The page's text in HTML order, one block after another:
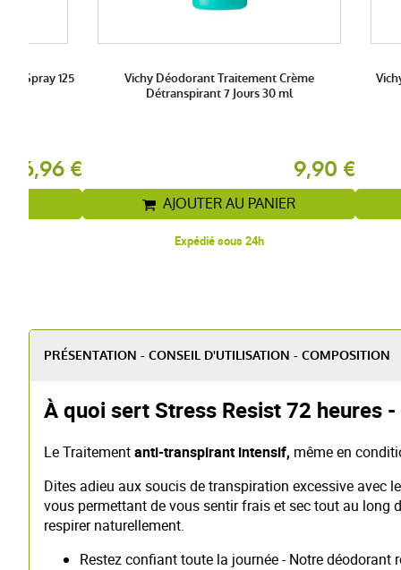
Spray 125
16,96 €
Vichy Déodorant Traitement Crème
Détranspirant 7 Jours 30 ml
9,90 €
AJOUTER AU PANIER
Expédié sous 24h
PRÉSENTATION - CONSEIL D'UTILISATION - COMPOSITION
À quoi sert Stress Resist 72 heures
Le Traitementanti-transpirant intensif, même en
Dites adieu aux soucis de transpiration excessive avec
vous permettant de vous sentir frais et sec tout au long
respirer naturellement.
Restez confiant toute la journée - Notre déodorant